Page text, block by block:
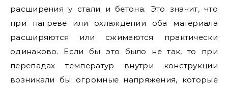
расширения у стали и бетона. Это значит, что
при нагреве или охлаждении оба материала
расширяются или сжимаются практически
одинаково. Если бы это было не так, то при
перепадах температур внутри конструкции
возникали бы огромные напряжения, которые